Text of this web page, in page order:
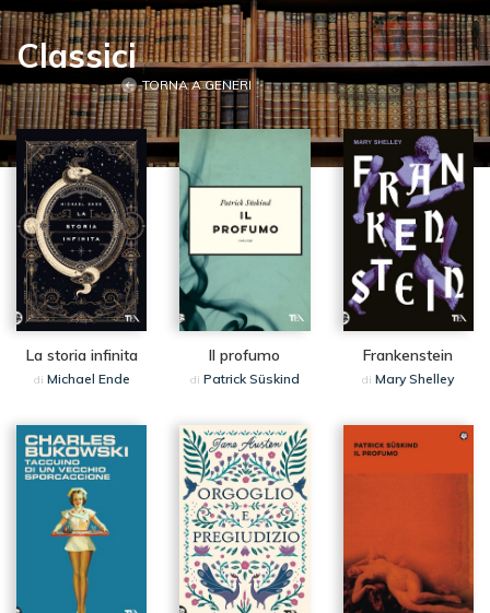
Classici
TORNA A GENERI
12IN CLASSICI
La storia infinita
di Michael Ende
Il profumo
di Patrick Süskind
Frankenstein
diMary Shelley